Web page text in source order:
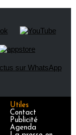
Utiles
Contact
Publicité
Agenda